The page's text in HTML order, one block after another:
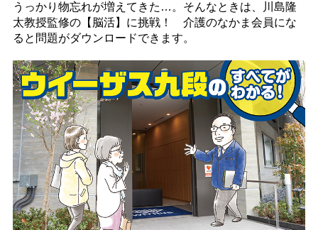
うっかり物忘れが増えてきた…。そんなときは、川島隆
太教授監修の【脳活】に挑戦！ 介護のなかま会員にな
ると問題がダウンロードできます。